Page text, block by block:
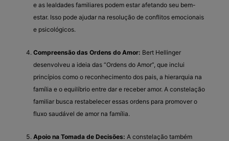
e as lealdades familiares podem estar afetando seu bem-
estar. Isso pode ajudar na resolução de conflitos emocionais
e psicológicos.
Compreensão das Ordens do Amor: Bert Hellinger
desenvolveu a ideia das “Ordens do Amor”, que inclui
princípios como o reconhecimento dos pais, a hierarquia na
família e o equilíbrio entre dar e receber amor. A constelação
familiar busca restabelecer essas ordens para promover o
fluxo saudável de amor na família.
Apoio na Tomada de Decisões: A constelação também